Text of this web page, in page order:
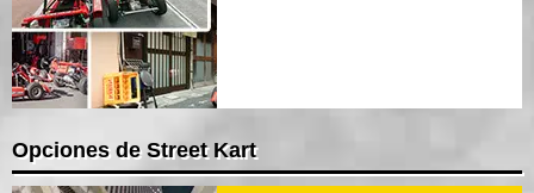
Opciones de Street Kart